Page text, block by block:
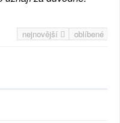
nejnovější oblíbené